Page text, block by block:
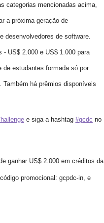
categorias mencionadas acima,
a próxima geração de
desenvolvedores de software.
- US$ 2.000 e US$ 1.000 para
de estudantes formada só por
Também há prêmios disponíveis
e siga a hashtag #gcdc no
ganhar US$ 2.000 em créditos da
promocional: gcpdc-in, e